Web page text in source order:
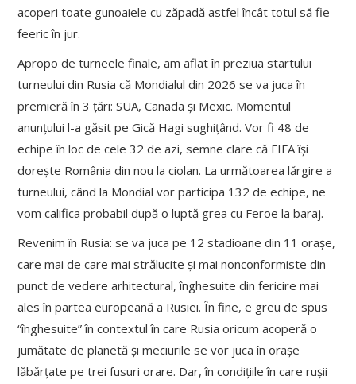
acoperi toate gunoaiele cu zăpadă astfel încât totul să fie
feeric în jur.
Apropo de turneele finale, am aflat în preziua startului
turneului din Rusia că Mondialul din 2026 se va juca în
premieră în 3 țări: SUA, Canada și Mexic. Momentul
anunțului l-a găsit pe Gică Hagi sughițând. Vor fi 48 de
echipe în loc de cele 32 de azi, semne clare că FIFA își
dorește România din nou la ciolan. La următoarea lărgire a
turneului, când la Mondial vor participa 132 de echipe, ne
vom califica probabil după o luptă grea cu Feroe la baraj.
Revenim în Rusia: se va juca pe 12 stadioane din 11 orașe,
care mai de care mai strălucite și mai nonconformiste din
punct de vedere arhitectural, înghesuite din fericire mai
ales în partea europeană a Rusiei. În fine, e greu de spus
“înghesuite” în contextul în care Rusia oricum acoperă o
jumătate de planetă și meciurile se vor juca în orașe
lăbărțate pe trei fusuri orare. Dar, în condițiile în care rușii